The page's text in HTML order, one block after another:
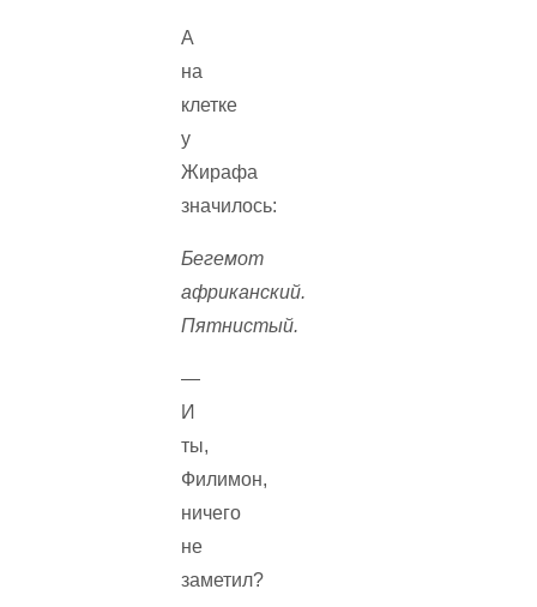
А
на
клетке
у
Жирафа
значилось:
Бегемот
африканский.
Пятнистый.
—
И
ты,
Филимон,
ничего
не
заметил?